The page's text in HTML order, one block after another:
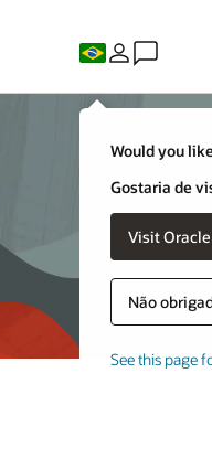
Would you
Gostaria de
Não
See this page